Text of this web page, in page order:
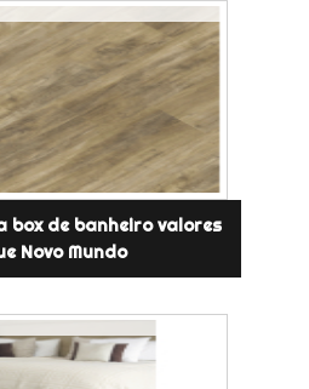
box de banheiro valores
Novo Mundo